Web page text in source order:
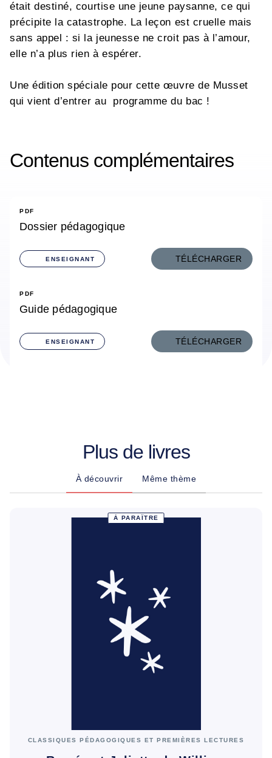
était destiné, courtise une jeune paysanne, ce qui
précipite la catastrophe. La leçon est cruelle mais
sans appel : si la jeunesse ne croit pas à l’amour,
elle n’a plus rien à espérer.
Une édition spéciale pour cette œuvre de Musset
qui vient d’entrer au programme du bac !
Contenus complémentaires
PDF
Dossier pédagogique
ENSEIGNANT TÉLÉCHARGER
PDF
Guide pédagogique
ENSEIGNANT TÉLÉCHARGER
Plus de livres
À découvrir Même thème
À PARAÎTRE
CLASSIQUES PÉDAGOGIQUES ET PREMIÈRES LECTURES